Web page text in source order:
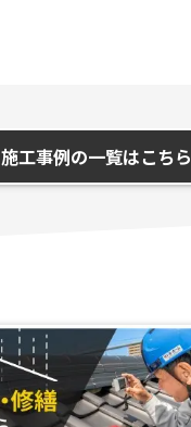
施工事例の一覧はこちら